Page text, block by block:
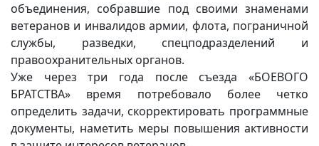
объединения, собравшие под своими знаменами
ветеранов и инвалидов армии, флота, пограничной
службы, разведки, спецподразделений и
правоохранительных органов.
Уже через три года после съезда «БОЕВОГО
БРАТСТВА» время потребовало более четко
определить задачи, скорректировать программные
документы, наметить меры повышения активности